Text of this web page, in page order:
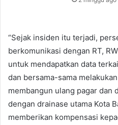
“Sejak insiden itu terjadi,
berkomunikasi dengan RT,
untuk mendapatkan data
dan bersama-sama
membangun ulang pagar dan
dengan drainase utama Kota
memberikan kompensasi